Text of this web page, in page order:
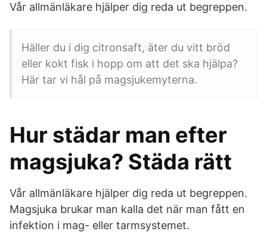
Vår allmänläkare hjälper dig reda ut begreppen.
Häller du i dig citronsaft, äter du vitt bröd
eller kokt fisk i hopp om att det ska hjälpa?
Här tar vi hål på magsjukemyterna.
Hur städar man efter
magsjuka? Städa rätt
Vår allmänläkare hjälper dig reda ut begreppen.
Magsjuka brukar man kalla det när man fått en
infektion i mag- eller tarmsystemet.